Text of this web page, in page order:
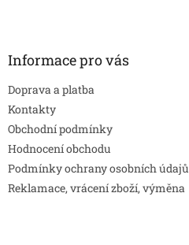
Informace pro vás
Doprava a platba
Kontakty
Obchodní podmínky
Hodnocení obchodu
Podmínky ochrany osobních údajů
Reklamace, vrácení zboží, výměna